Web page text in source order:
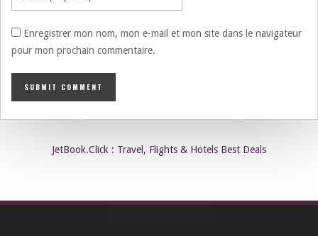
Enregistrer mon nom, mon e-mail et mon site dans le navigateur
pour mon prochain commentaire.
JetBook.Click : Travel, Flights & Hotels Best Deals